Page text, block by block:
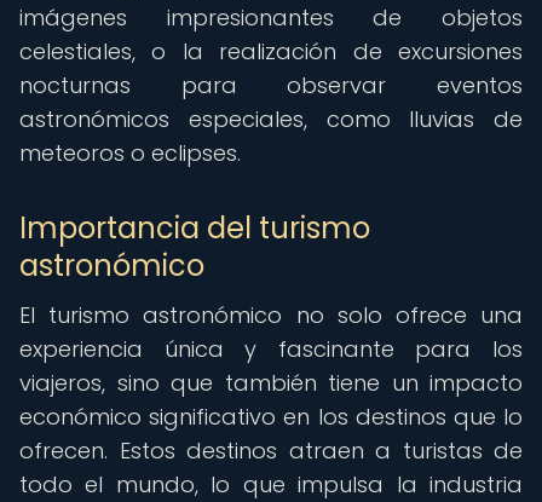
imágenes impresionantes de objetos
celestiales, o la realización de excursiones
nocturnas para observar eventos
astronómicos especiales, como lluvias de
meteoros o eclipses.
Importancia del turismo
astronómico
El turismo astronómico no solo ofrece una
experiencia única y fascinante para los
viajeros, sino que también tiene un impacto
económico significativo en los destinos que lo
ofrecen. Estos destinos atraen a turistas de
todo el mundo, lo que impulsa la industria